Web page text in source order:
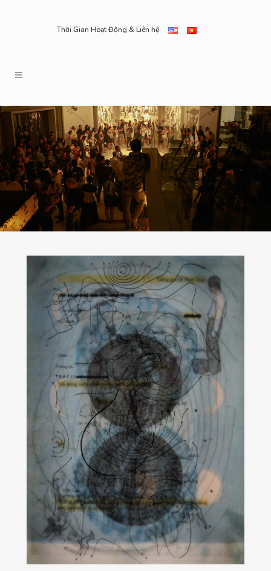
Thời Gian Hoạt Động & Liên hệ